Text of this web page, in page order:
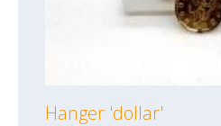
Hanger 'dollar'